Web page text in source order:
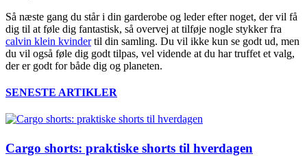
Så næste gang du står i din garderobe og leder efter noget, der vil få
dig til at føle dig fantastisk, så overvej at tilføje nogle stykker fra
calvin klein kvindertil din samling. Du vil ikke kun se godt ud, men
du vil også føle dig godt tilpas, vel vidende at du har truffet et valg,
der er godt for både dig og planeten.
SENESTE ARTIKLER
Cargo shorts: praktiske shorts til hverdagen